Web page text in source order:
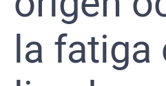
la fatiga